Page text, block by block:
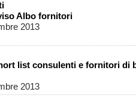
Albo fornitori
2013
list consulenti e fornitori di
2013